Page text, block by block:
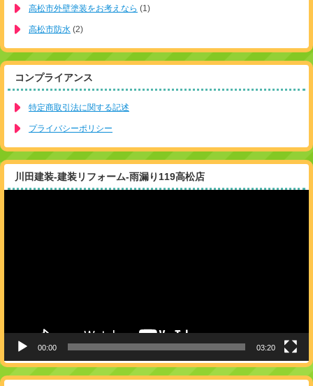
高松市外壁塗装をお考えなら (1)
高松市防水 (2)
コンプライアンス
特定商取引法に関する記述
プライバシーポリシー
川田建装-建装リフォーム-雨漏り119高松店
00:00 03:20